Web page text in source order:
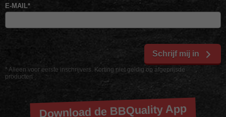
* Alleen voor eerste inschrijvers. Korting niet geldig op afgeprijsde
producten
E-MAIL*
Schrijf mij in
Download de BBQuality App